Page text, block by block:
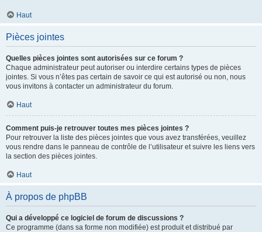
Haut
Pièces jointes
Quelles pièces jointes sont autorisées sur ce forum ?
Chaque administrateur peut autoriser ou interdire certains types de pièces
jointes. Si vous n’êtes pas certain de savoir ce qui est autorisé ou non, nous
vous invitons à contacter un administrateur du forum.
Haut
Comment puis-je retrouver toutes mes pièces jointes ?
Pour retrouver la liste des pièces jointes que vous avez transférées, veuillez
vous rendre dans le panneau de contrôle de l’utilisateur et suivre les liens vers
la section des pièces jointes.
Haut
À propos de phpBB
Qui a développé ce logiciel de forum de discussions ?
Ce programme (dans sa forme non modifiée) est produit et distribué par